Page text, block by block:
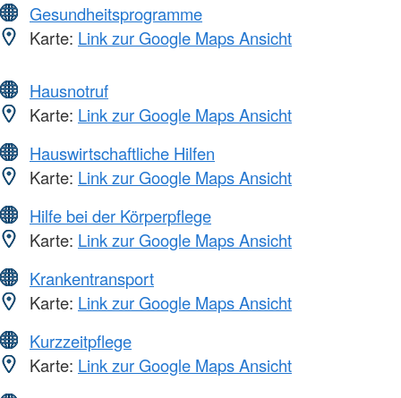
Gesundheitsprogramme
Karte: Link zur Google Maps Ansicht
Hausnotruf
Karte: Link zur Google Maps Ansicht
Hauswirtschaftliche Hilfen
Karte: Link zur Google Maps Ansicht
Hilfe bei der Körperpflege
Karte: Link zur Google Maps Ansicht
Krankentransport
Karte: Link zur Google Maps Ansicht
Kurzzeitpflege
Karte: Link zur Google Maps Ansicht